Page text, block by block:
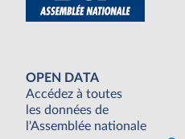
OPEN DATA
Accédez à toutes
les données de
l'Assemblée nationale